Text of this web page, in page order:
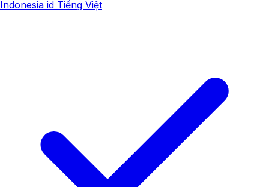
Indonesia id Tiếng Việt